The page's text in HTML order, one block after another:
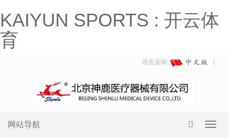
KAIYUN SPORTS : 开云体
育
语言选择:
网站导航